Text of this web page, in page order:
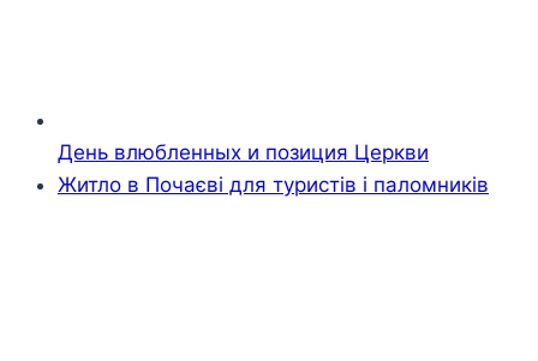
День влюбленных и позиция Церкви
Житло в Почаєві для туристів і паломників